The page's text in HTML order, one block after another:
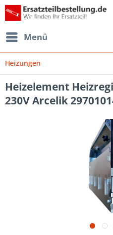
Menü
Heizungen
Heizelement
230V Arcelik